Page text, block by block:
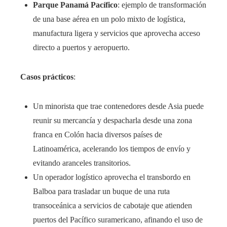
Parque Panamá Pacífico: ejemplo de transformación
de una base aérea en un polo mixto de logística,
manufactura ligera y servicios que aprovecha acceso
directo a puertos y aeropuerto.
Casos prácticos:
Un minorista que trae contenedores desde Asia puede
reunir su mercancía y despacharla desde una zona
franca en Colón hacia diversos países de
Latinoamérica, acelerando los tiempos de envío y
evitando aranceles transitorios.
Un operador logístico aprovecha el transbordo en
Balboa para trasladar un buque de una ruta
transoceánica a servicios de cabotaje que atienden
puertos del Pacífico suramericano, afinando el uso de